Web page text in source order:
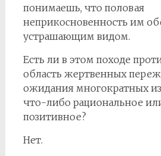
понимаешь, что половая
неприкосновенность им
устрашающим видом.
Есть ли в этом походе
область жертвенных
ожидания многократных
что-либо рациональное
позитивное?
Нет.